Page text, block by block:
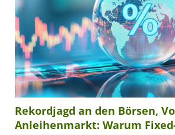
Rekordjagd an den Börsen,
Anleihenmarkt: Warum